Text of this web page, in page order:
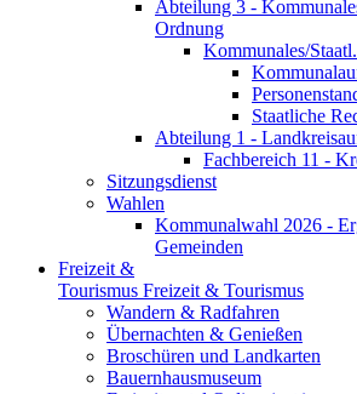
Abteilung 3 -
Ordnung
Kommunales/
Staatliche
Abteilung 1 -
Fachbereich 11 -
Sitzungsdienst
Wahlen
Kommunalwahl 2026 -
Gemeinden
Freizeit &
Tourismus Freizeit & Tourismus
Wandern & Radfahren
Übernachten & Genießen
Broschüren und Landkarten
Bauernhausmuseum